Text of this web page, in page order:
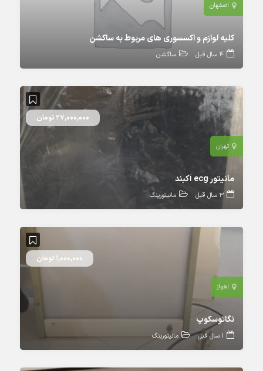
اصفهان
کلیه لوازم و اکسسوری های مربوط به ساکشن
4 سال قبل ساکشن
تهران
27,000,000 تومان
مانیتور ecg آکبند
3 سال قبل مانیتورینگ
اهواز
1,000,000 تومان
نگاتوسکوپ
1 سال قبل مانیتورینگ